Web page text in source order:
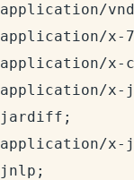
application/
application/x-
application/
application/x-
jardiff;
application/
jnlp;